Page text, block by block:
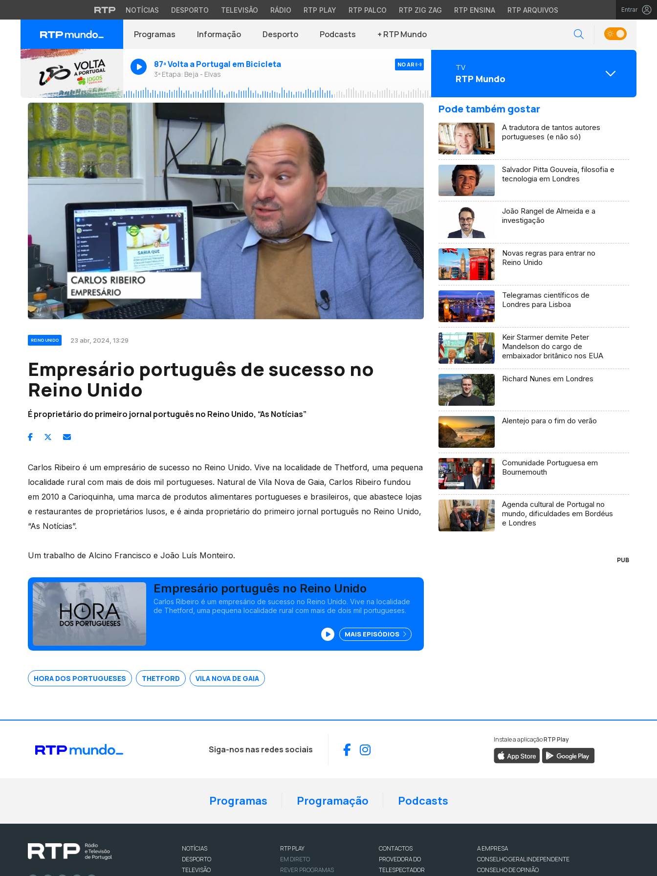
NOTÍCIAS DESPORTO TELEVISÃO RÁDIO RTP PLAY RTP PALCO RTP ZIG ZAG RTP ENSINA RTP ARQUIVOS Entrar
Programas Informação Desporto Podcasts + RTP Mundo
87ª Volta a Portugal em Bicicleta
3ª Etapa: Beja - Elvas
NO AR TV
RTP Mundo
REINO UNIDO 23 abr, 2024, 13:29
Empresário português de sucesso no
Reino Unido
É proprietário do primeiro jornal português no Reino Unido, “As Notícias”
Carlos Ribeiro é um empresário de sucesso no Reino Unido. Vive na localidade de Thetford, uma pequena
localidade rural com mais de dois mil portugueses. Natural de Vila Nova de Gaia, Carlos Ribeiro fundou
em 2010 a Carioquinha, uma marca de produtos alimentares portugueses e brasileiros, que abastece lojas
e restaurantes de proprietários lusos, e é ainda proprietário do primeiro jornal português no Reino Unido,
“As Notícias”.
Um trabalho de Alcino Francisco e João Luís Monteiro.
Empresário português no Reino Unido
Carlos Ribeiro é um empresário de sucesso no Reino Unido. Vive na localidade
de Thetford, uma pequena localidade rural com mais de dois mil portugueses.
MAIS EPISÓDIOS
HORA DOS PORTUGUESES THETFORD VILA NOVA DE GAIA
Pode também gostar
A tradutora de tantos autores
portugueses (e não só)
Salvador Pitta Gouveia, filosofia e
tecnologia em Londres
João Rangel de Almeida e a
investigação
Novas regras para entrar no
Reino Unido
Telegramas científicos de
Londres para Lisboa
Keir Starmer demite Peter
Mandelson do cargo de
embaixador britânico nos EUA
Richard Nunes em Londres
Alentejo para o fim do verão
Comunidade Portuguesa em
Bournemouth
Agenda cultural de Portugal no
mundo, dificuldades em Bordéus
e Londres
PUB
Siga-nos nas redes sociais Facebook
Instagram
Instale a aplicaçãoRTP Play
Programas Programação Podcasts
NOTÍCIAS
DESPORTO
TELEVISÃO
RTP PLAY
EM DIRETO
REVER PROGRAMAS
CONTACTOS
PROVEDORA DO
TELESPECTADOR
A EMPRESA
CONSELHO GERAL INDEPENDENTE
CONSELHO DE OPINIÃO